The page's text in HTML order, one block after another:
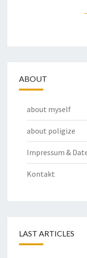
ABOUT
about myself
about poligize
Impressum &
Kontakt
LAST ARTICLES